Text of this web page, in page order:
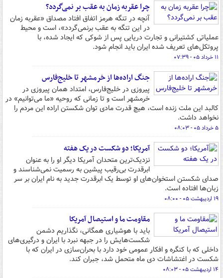
چرا عقربه زمان به عقب بر نمی‌گردد؟
آنچه در تنگه هرمز اتفاق افتاد مصداق «عقربه زمان
در این تنگه به عقب برنمی‌گردد»‌، است و محیط
عملیاتی کشتیرانی و تجارت دریایی پس از شوکی که ایجاد شده‌، با
پروتکل‌های تعریف شده ایران باید انجام شود.
۱۱ خرداد ۰۵ - ۰۷:۳۹
جنگ اراده‌ها از خرمشهر تا خلیج‌فارس
پیروزی در خلیج‌فارس، امتداد همان پیروزی در
خرمشهر است و تا زمانی که روحیه «ما می‌توانیم» در
کالبد این ملت زنده است، هیچ قدرت مادی توان شکستن اراده‌ این مردم را
نخواهد داشت.
۵ خرداد ۰۵ - ۰۸:۰۳
آمریکا؛ دو شکست در یک هفته
نزدیک‌ترین متحدان آمریکا دیگر او را به عنوان
ابرقدرت بی‌رقیب پیشین به رسمیت نمی‌شناسند و
صدای شکستن استخوان‌های او توسط یک ابرقدرت جدید به نام ایران بر سر
زبان‌ها افتاده است.
۱۹ اردیبهشت ۰۵ - ۰۸:۰۰
مقاومت ما و استیصال آمریکا
باید با هوشیاری همگانی، نگذاریم دشمن
شکست‌هایش را در جبهه نبرد با ایران و درگیری‌های
داخلی که با کنگره و افکار عمومی خود دارد با بحران‌سازی در ایران که با
شکست در اغتشاشات دی ماه متحمل شد، جبران کند.
۱۴ اردیبهشت ۰۵ - ۰۸:۰۳